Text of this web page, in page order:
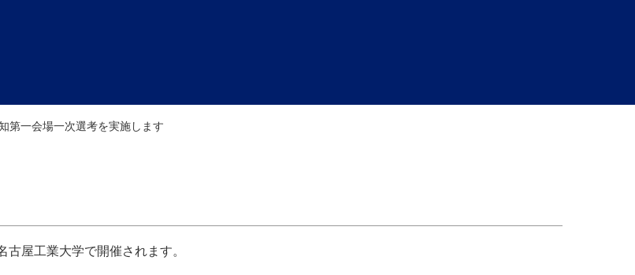
第一会場一次選考を実施します
古屋工業大学で開催されます。